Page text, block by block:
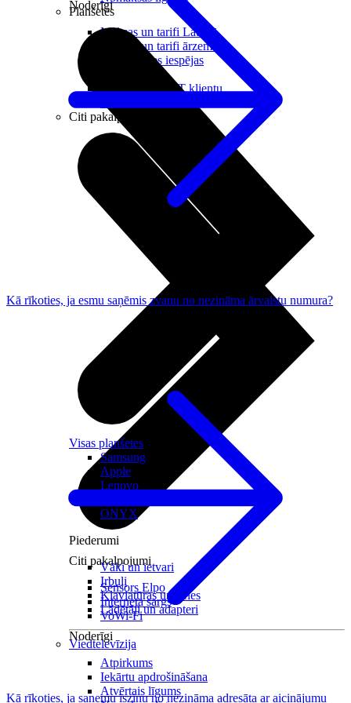
Noderīgi
Maksas un tarifi Latvijā
Maksas un tarifi ārzemēs
LMT Kartes iespējas
Kā kļūt par LMT klientu
Citi pakalpojumi
Citi pakalpojumi
Sensors Elpo
Interneta sargs
VoWi-Fi
Viedtelevīzija
Planšetes
Visas planšetes
Samsung
Apple
Lenovo
ONYX
Piederumi
Vāki un ietvari
Irbuļi
Klaviatūras un peles
Lādētāji un adapteri
Noderīgi
Atpirkums
Iekārtu apdrošināšana
Atvērtais līgums
Kā rīkoties, ja esmu saņēmis zvanu no nezināma ārvalstu numura?
Kā rīkoties, ja saņemu īsziņu no nezināma adresāta ar aicinājumu